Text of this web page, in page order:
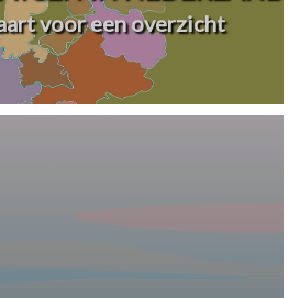
voor een overzicht